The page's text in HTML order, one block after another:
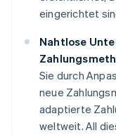
eingerichtet
Nahtlose
Sie durch
neue
adaptierte
weltweit. All